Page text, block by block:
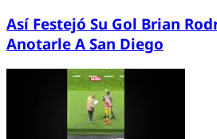
Así Festejó Su Gol Brian
Anotarle A San Diego